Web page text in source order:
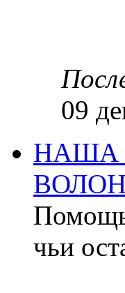
09
НАША
чьи